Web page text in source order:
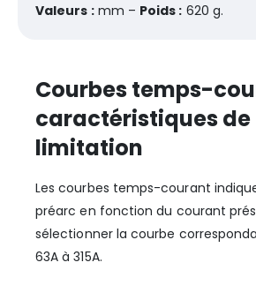
Valeurs :mm – Poids : 620 g.
Courbes temps-
caractéristiques de
limitation
Les courbes temps-courant
préarc en fonction du courant
sélectionner la courbe
63A à 315A.